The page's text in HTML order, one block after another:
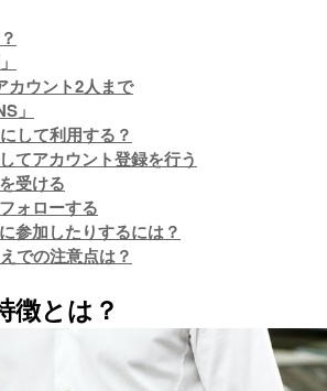
ウント2人まで
」
して利用する？
てアカウント登録を行う
受ける
ォローする
参加したりするには？
での注意点は？
徴とは？